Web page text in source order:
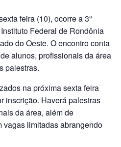
feira (10), ocorre a 3ª
Federal de Rondônia
do Oeste. O encontro conta
alunos, profissionais da área
palestras.
na próxima sexta feira
inscrição. Haverá palestras
da área, além de
vagas limitadas abrangendo